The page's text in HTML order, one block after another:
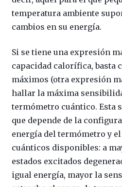
temperatura ambiente
cambios en su energía.
Si se tiene una expresión
capacidad calorífica, basta
máximos (otra expresión
hallar la máxima
termómetro cuántico. Esta
que depende de la
energía del termómetro y
cuánticos disponibles: a
estados excitados
igual energía, mayor la